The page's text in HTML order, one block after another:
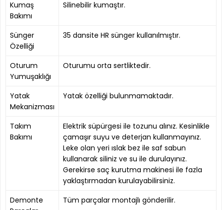
Kumaş
Bakımı
Silinebilir kumaştır.
Sünger
Özelliği
35 dansite HR sünger kullanılmıştır.
Oturum
Yumuşaklığı
Oturumu orta sertliktedir.
Yatak
Mekanizması
Yatak özelliği bulunmamaktadır.
Takım
Bakımı
Elektrik süpürgesi ile tozunu alınız. Kesinlikle
çamaşır suyu ve deterjan kullanmayınız.
Leke olan yeri ıslak bez ile saf sabun
kullanarak siliniz ve su ile durulayınız.
Gerekirse saç kurutma makinesi ile fazla
yaklaştırmadan kurulayabilirsiniz.
Demonte
Tüm parçalar montajlı gönderilir.